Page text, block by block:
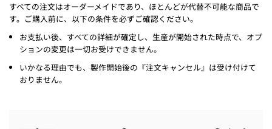
すべての注文はオーダーメイドであり、ほとんどが代替不可能な商品で
す。ご購入前に、以下の条件を必ずご確認ください。
お支払い後、すべての詳細が確定し、生産が開始された時点で、オプ
ションの変更は一切お受けできません。
いかなる理由でも、製作開始後の『注文キャンセル』は受け付けて
おりません。